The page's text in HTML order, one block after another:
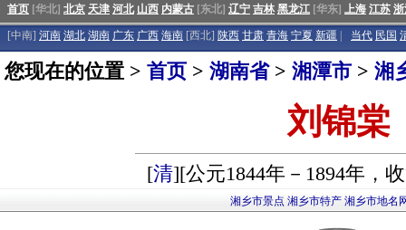
首页 [华北] 北京 天津 河北 山西 内蒙古 [东北] 辽宁 吉林 黑龙江 [华东] 上海 江苏
[中南] 河南 湖北 湖南 广东 广西 海南 [西北] 陕西 甘肃 青海 宁夏 新疆 当代 民国
您现在的位置 > 首页 > 湖南省> 湘潭市 > 湘
刘锦棠
[清][公元1844年－1894年，
湘乡市景点 湘乡市特产 湘乡市地名